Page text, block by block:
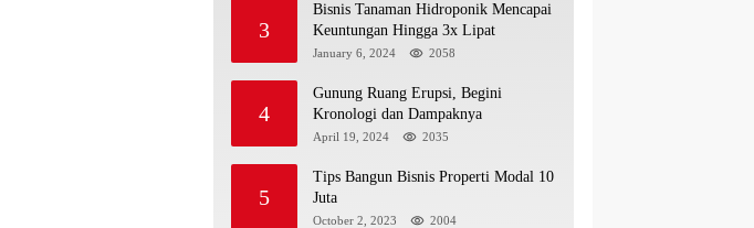
3
Bisnis Tanaman Hidroponik Mencapai
Keuntungan Hingga 3x Lipat
January 6, 2024 2058
4
Gunung Ruang Erupsi, Begini
Kronologi dan Dampaknya
April 19, 2024 2035
5
Tips Bangun Bisnis Properti Modal 10
Juta
October 2, 2023 2004